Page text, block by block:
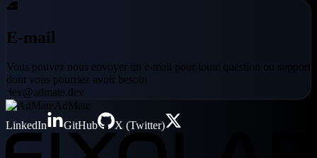
E-mail
Vous pouvez nous envoyer un e-mail pour toute question ou support
dont vous pourriez avoir besoin
dev@admate.dev
AdMate
LinkedIn
GitHub X (Twitter)